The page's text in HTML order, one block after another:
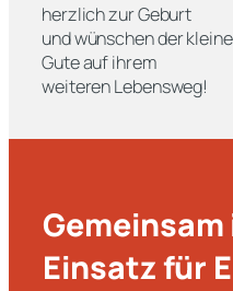
herzlich zur Geburt
und wünschen der
Gute auf ihrem
weiteren Lebensweg!
Gemeinsam
Einsatz für